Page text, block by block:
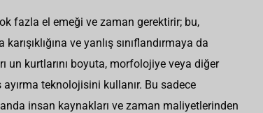
fazla el emeği ve zaman gerektirir; bu,
ve yanlış sınıflandırmaya da
un kurtlarını boyuta, morfolojiye veya diğer
teknolojisini kullanır. Bu sadece
insan kaynakları ve zaman maliyetlerinden